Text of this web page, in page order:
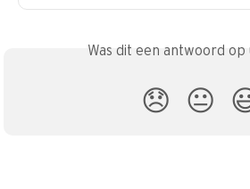
Was dit een antwoord op
😞 😐